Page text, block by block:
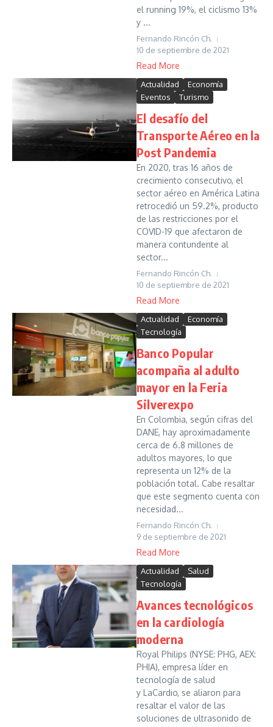
el running 19%, el ciclismo 13%
y ...
Fernando Rincón Ch.
10 de septiembre de 2021
Read More
Actualidad
Economía
Eventos
Turismo
El desafío del
Transporte Aéreo en la
Post Pandemia
En 2020, tras 16 años de
crecimiento consecutivo, el
sector aéreo en América Latina
retrocedió un 59.2%, producto
de las restricciones por el
COVID-19 que afectaron de
manera contundente al
sector...
Fernando Rincón Ch.
10 de septiembre de 2021
Read More
Actualidad
Economía
Tecnología
Banco Popular
acompaña al adulto
mayor en la Feria
Silverexpo
En Colombia, según cifras del
DANE, hay aproximadamente
cerca de 6.8 millones de
adultos mayores, lo que
representa un 12% de la
población total. Cabe resaltar
que este segmento cuenta con
necesidad...
Fernando Rincón Ch.
9 de septiembre de 2021
Read More
Actualidad
Salud
Tecnología
Avances tecnológicos
en la cardiología
moderna
Royal Philips (NYSE: PHG, AEX:
PHIA), empresa líder en
tecnología de salud
y LaCardio, se aliaron para
resaltar el valor de las
soluciones de ultrasonido de